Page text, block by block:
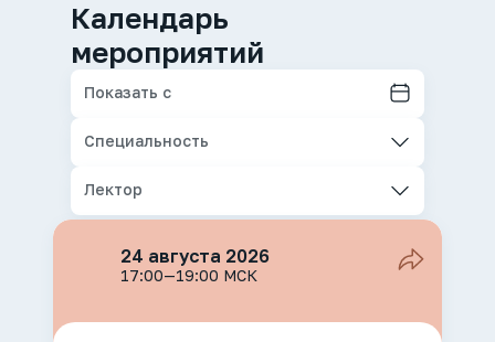
Календарь
мероприятий
Показать с
Специальность
Лектор
24 августа 2026
17:00—19:00 МСК